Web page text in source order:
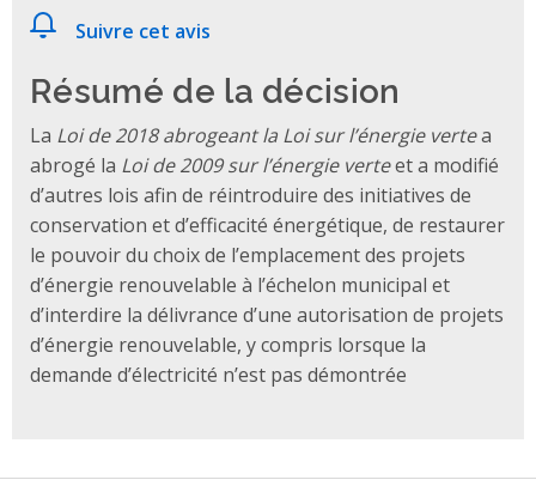
Suivre cet avis
Résumé de la décision
La Loi de 2018 abrogeant la Loi sur l’énergie vertea
abrogé la Loi de 2009 sur l’énergie verteet a modifié
d’autres lois afin de réintroduire des initiatives de
conservation et d’efficacité énergétique, de restaurer
le pouvoir du choix de l’emplacement des projets
d’énergie renouvelable à l’échelon municipal et
d’interdire la délivrance d’une autorisation de projets
d’énergie renouvelable, y compris lorsque la
demande d’électricité n’est pas démontrée